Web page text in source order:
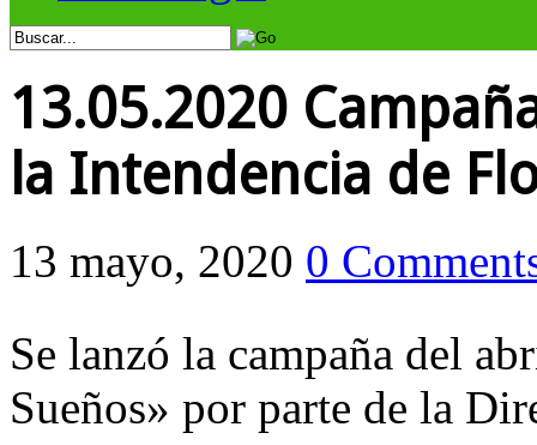
13.05.2020
la Intendencia de
13 mayo, 2020 0
Se lanzó la campaña del
Sueños» por parte de la